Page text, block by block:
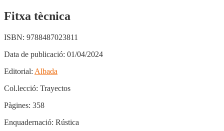
Fitxa tècnica
ISBN: 9788487023811
Data de publicació: 01/04/2024
Editorial: Albada
Col.lecció: Trayectos
Pàgines: 358
Enquadernació: Rústica